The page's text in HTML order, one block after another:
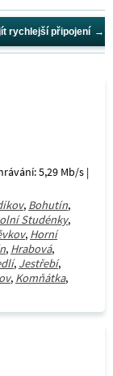
rychlejší připojení
5,29 Mb/s |
, Bohutín,
Studénky,
, Horní
, Hrabová,
, Jestřebí,
, Komňátka,